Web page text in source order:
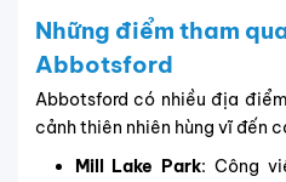
Những điểm tham
Abbotsford
Abbotsford có nhiều địa
cảnh thiên nhiên hùng vĩ đến
Mill Lake Park: Công